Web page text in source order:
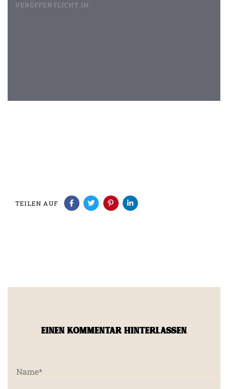
VERÖFFENTLICHT IN:
TEILEN AUF
EINEN KOMMENTAR HINTERLASSEN